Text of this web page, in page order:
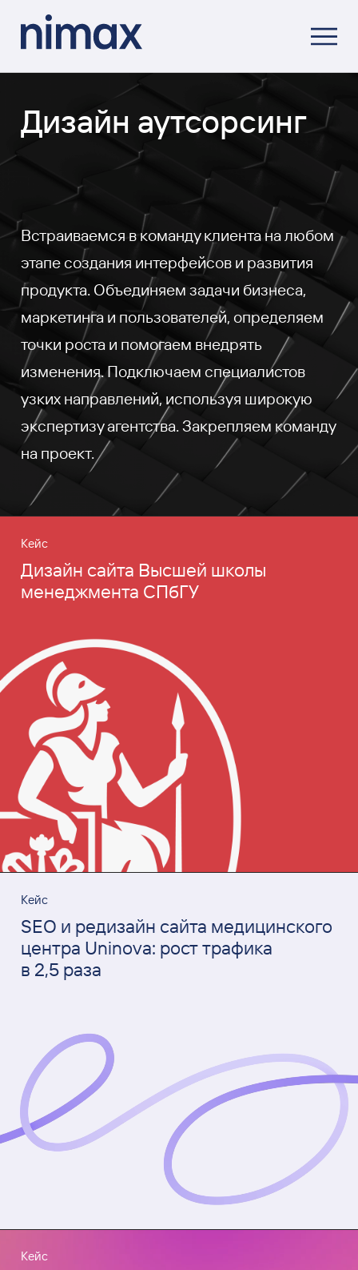
Дизайн аутсорсинг
Встраиваемся в команду клиента на любом
этапе создания интерфейсов и развития
продукта. Объединяем задачи бизнеса,
маркетинга и пользователей, определяем
точки роста и помогаем внедрять
изменения. Подключаем специалистов
узких направлений, используя широкую
экспертизу агентства. Закрепляем команду
на проект.
Кейс
Дизайн сайта Высшей школы
менеджмента СПбГУ
Кейс
SEO и редизайн сайта медицинского
центра Uninova: рост трафика
в 2,5 раза
Кейс